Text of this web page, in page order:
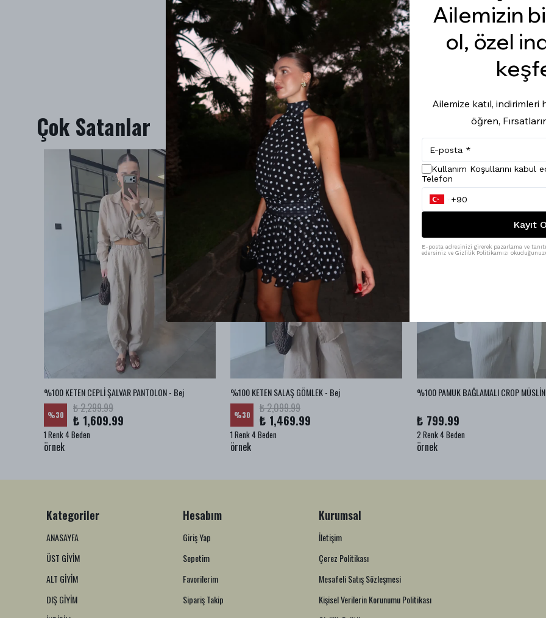
Çok Satanlar
%100 KETEN CEPLİ ŞALVAR PANTOLON - Bej
%30 ₺ 2,299.99
₺ 1,609.99
1 Renk 4 Beden
örnek
%100 KETEN SALAŞ GÖMLEK - Bej
%30 ₺ 2,099.99
₺ 1,469.99
1 Renk 4 Beden
örnek
₺ 799.99
2 Renk 4 Beden
örnek
Kategoriler
ANASAYFA
ÜST GİYİM
ALT GİYİM
DIŞ GİYİM
Hesabım
Giriş Yap
Sepetim
Favorilerim
Sipariş Takip
Kurumsal
İletişim
Çerez Politikası
Mesafeli Satış Sözleşmesi
Kişisel Verilerin Korunumu Politikası
Ailemizin
ol, özel
Ailemize katıl, indirimleri
öğren,
Kullanım Koşullarını kabul
Telefon
Kayıt
E-posta adresinizi girerek pazarlama ve
edersiniz ve Gizlilik Politikamızı